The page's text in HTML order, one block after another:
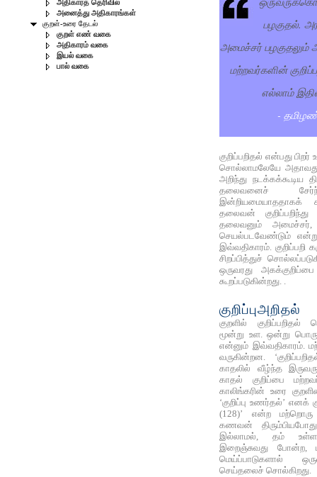
அதிகாரத் தெரிவில்
அனைத்து அதிகாரங்கள்
குறள்-உரை தேடல்
குறள் எண் வகை
அதிகாரம் வகை
இயல் வகை
பால் வகை
பழகுதல்.
அமைச்சர்
மற்றவர்களின்
எல்லாம்
-
குறிப்பறிதல் என்பது
சொல்லாமலேயே
அறிந்து நடக்கக்கூடிய
தலைவனைச்
இன்றியமையாததாகக்
தலைவன்
தலைவனும் அமைச்சர்,
செயல்படவேண்டும்
இவ்வதிகாரம்.
சிறப்பித்துச்
ஒருவரது
கூறப்படுகின்றது. .
குறிப்புஅறிதல்
குறளில்
மூன்று உள. ஒன்று
என்னும் இவ்வதிகாரம்.
வருகின்றன.
காதலில் வீழ்ந்த
காதல் குறிப்பை
காலிங்கரின் உரை
‘குறிப்பு உணர்தல்’ எனக்
(128)’ என்ற மற்றொரு
கணவன்
இல்லாமல், தம்
இறைஞ்சுவது போன்ற,
மெய்ப்பாடுகளால்
செய்தலைச் சொல்கிறது.